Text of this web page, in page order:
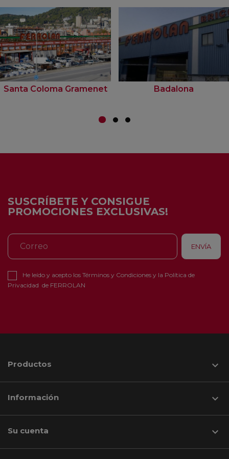
Santa Coloma Gramenet Badalona
SUSCRÍBETE Y CONSIGUE
PROMOCIONES EXCLUSIVAS!
He leído y acepto los Términos y Condiciones y la Política de
Privacidad de FERROLAN
Productos 
Información 
Su cuenta 